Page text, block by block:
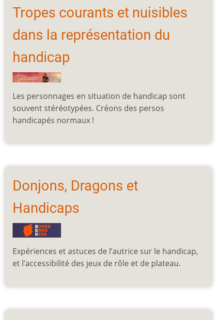
Tropes courants et nuisibles
dans la représentation du
handicap
Les personnages en situation de handicap sont
souvent stéréotypées. Créons des persos
handicapés normaux !
Donjons, Dragons et
Handicaps
Expériences et astuces de l’autrice sur le handicap,
et l’accessibilité des jeux de rôle et de plateau.